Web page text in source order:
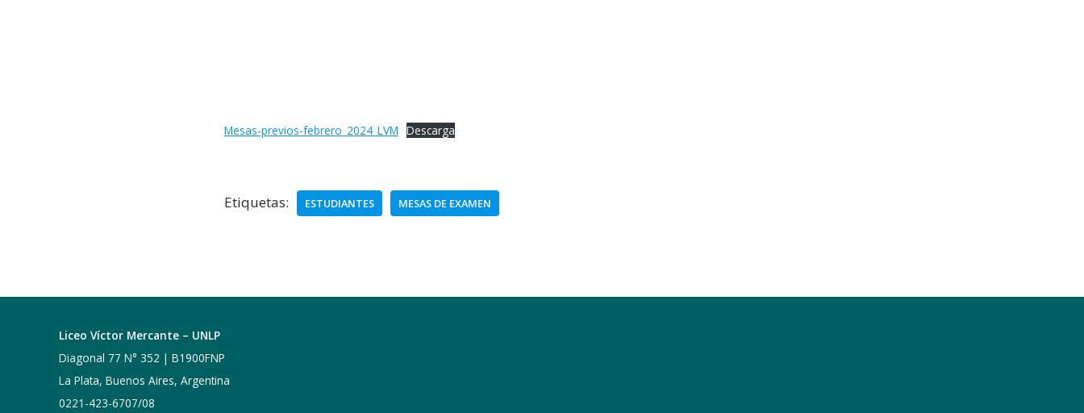
Mesas-previos-febrero_2024_LVM Descarga
Etiquetas: ESTUDIANTES MESAS DE EXAMEN
Liceo Víctor Mercante – UNLP
Diagonal 77 N° 352 | B1900FNP
La Plata, Buenos Aires, Argentina
0221-423-6707/08